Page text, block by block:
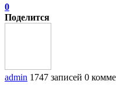
0
Поделится
admin 1747 записей 0